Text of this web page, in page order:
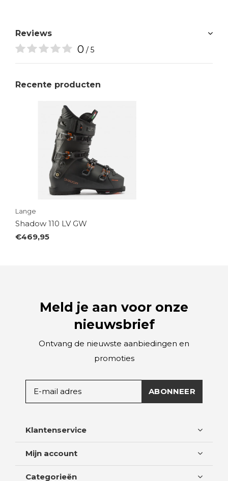
Reviews
0 / 5
Recente producten
Lange
Shadow 110 LV GW
€469,95
Meld je aan voor onze
nieuwsbrief
Ontvang de nieuwste aanbiedingen en
promoties
ABONNEER
Klantenservice
Mijn account
Categorieën